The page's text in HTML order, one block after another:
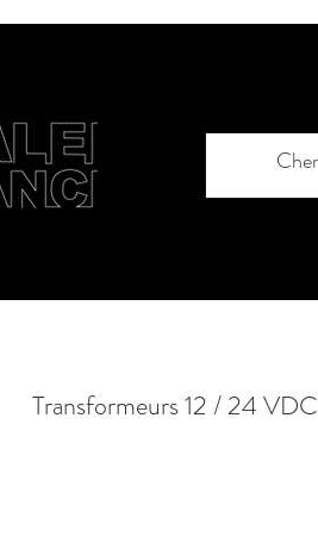
Transformeurs 12 / 24 VDC